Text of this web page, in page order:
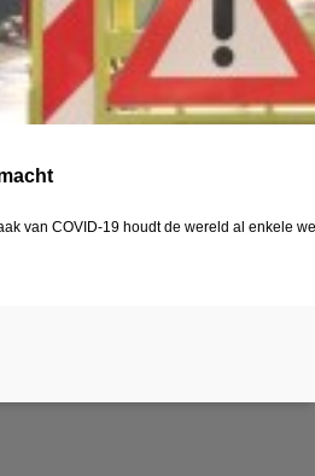
van COVID-19 houdt de wereld al enkele